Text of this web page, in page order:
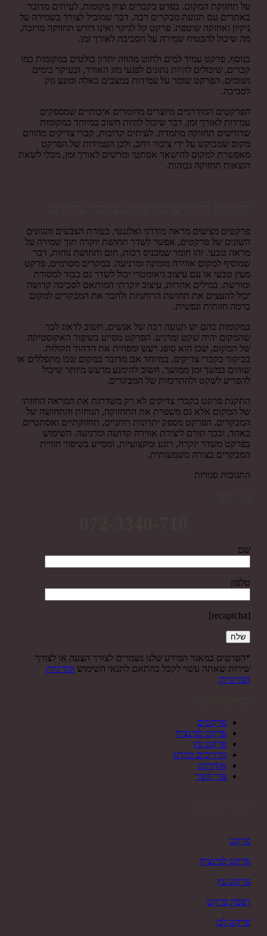
על תחזוקת המקום. בפרט בקברים וציון מקומות, לעיתים מדובר
באתרים עם תנועת מבקרים רבה, דבר שמוביל לצורך בשמירה על
ניקיון ואחזקה שוטפת. פרקט קל לניקוי ואינו דורש תחזוקה מרובה,
מה שיכול להבטיח שמירה על הסביבה לאורך זמן.
בנוסף, פרקט עמיד למים ולחוט מהווה יתרון בולטים במקומות כמו
קברים, שיכולים להיות נתונים לפגעי מזג האוויר, ובעיקר בימים
גשומים. הפרקט שומר על עמידות במצבים כאלה ומונע נזק
לסביבה.
הפרקטים המודרניים מיוצרים מחומרים איכותיים שמספקים
עמידות לאורך זמן, דבר שיכול להיות חשוב במיוחד במקומות
שדורשים תחזוקה מתמדת. לעיתים קרובות, קברי צדיקים מהווים
מקום שמבוקש על ידי ציבור רחב, ולכן העמידות של הפרקט
מאפשרת למקום להישאר אסתטי ומרשים לאורך זמן, מבלי לשאת
הוצאות תחזוקה גבוהות.
פרקטים מציעים מראה מודרני ואלגנטי. בעזרת הצבעים והגוונים
השונים של פרקטים, אפשר לשדר תחושת יוקרה תוך שמירה על
מראה טבעי. זהו חומר שמכניס רכות, חום ותחושת נוחות, דבר
שמוסיף למקום אווירה מזמינה ומרגיעה. במקרים מסוימים, פרקט
מעץ טבעי או עם עיצוב גיאומטרי יכול לשדר גם כבוד למסורת
ומורשת. במילים אחרות, עיצוב יוקרתי המותאם לסביבה קדושה
יכול להעצים את תחושת הרוחניות ולחבר את המבקרים למקום
ברמה חזותית ונפשית.
במקומות בהם יש תנועה רבה של אנשים, חשוב לדאוג לכך
שהמקום יהיה שקט ומרגיע. הפרקט מסייע בשיפור האקוסטיקה
של המקום, שכן הוא סופג רעש ומפחית את הדהוד הקולות.
בביקור בקברי צדיקים, במיוחד אם מדובר במקום שבו מתפללים או
שוהים במשך זמן ממושך, חשוב להימנע מרעש מיותר שיכול
להפריע לשקט ולהתרכזות של המבקרים.
התקנת פרקט בקברי צדיקים לא רק משדרגת את המראה החזותי
של המקום אלא גם משפרת את התחזוקה, הנוחות והתחושה של
המבקרים. הפרקט מספק יתרונות רוחניים, תחזוקתיים ואסתטיים
כאחד, ובכך תורם ליצירת אווירה קדושה ומרגיעה. השימוש
בפרקט משדר יוקרה, רוגע ומקצועיות, ומסייע בשיפור חוויית
המבקרים בצורה משמעותית.
התגובות סגורות
שם
טלפון
[recaptcha]
*הפרטים במאגר המידע שלנו נשמרים לצורך הצעה או לצורך
שירות שאתה עשוי לקבל בהתאם לתנאי השימוש ומדיניות
הפרטיות
פרקטים
פרקט למינציה
פרקט עץ
מדריכים ומידע
אודותינו
צור קשר
פרקט
פרקט למינציה
פרקט עץ
רצפת פרקט
פרקט לבן